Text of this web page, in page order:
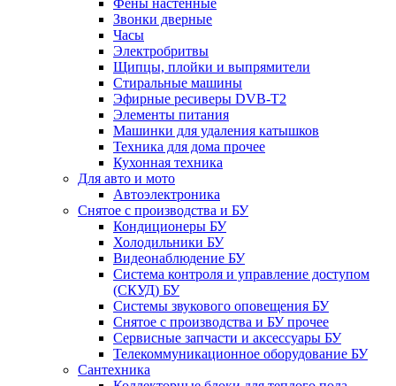
Фены настенные
Звонки дверные
Часы
Электробритвы
Щипцы, плойки и выпрямители
Стиральные машины
Эфирные ресиверы DVB-T2
Элементы питания
Машинки для удаления катышков
Техника для дома прочее
Кухонная техника
Для авто и мото
Автоэлектроника
Снятое с производства и БУ
Кондиционеры БУ
Холодильники БУ
Видеонаблюдение БУ
Система контроля и управление доступом
(СКУД) БУ
Системы звукового оповещения БУ
Снятое с производства и БУ прочее
Сервисные запчасти и аксессуары БУ
Телекоммуникационное оборудование БУ
Сантехника